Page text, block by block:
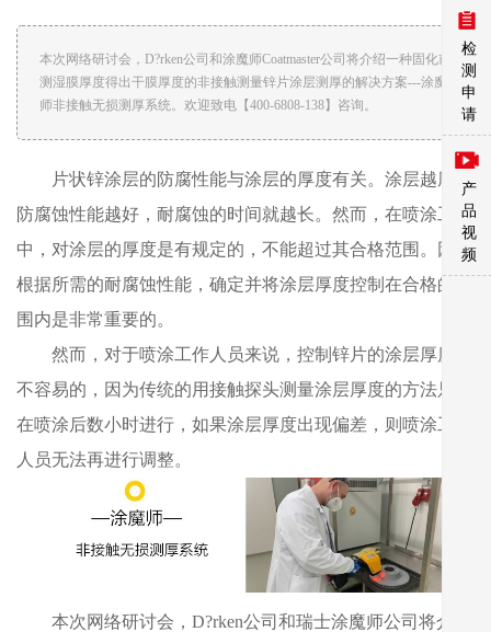
本次网络研讨会，D?rken公司和涂魔师Coatmaster公司将介绍一种固化前
测湿膜厚度得出干膜厚度的非接触测量锌片涂层测厚的解决方案---涂魔
师非接触无损测厚系统。欢迎致电【400-6808-138】咨询。
片状锌涂层的防腐性能与涂层的厚度有关。涂层越厚，
防腐蚀性能越好，耐腐蚀的时间就越长。然而，在喷涂工艺
中，对涂层的厚度是有规定的，不能超过其合格范围。因此
根据所需的耐腐蚀性能，确定并将涂层厚度控制在合格的范
围内是非常重要的。
然而，对于喷涂工作人员来说，控制锌片的涂层厚度是
不容易的，因为传统的用接触探头测量涂层厚度的方法只能
在喷涂后数小时进行，如果涂层厚度出现偏差，则喷涂工作
人员无法再进行调整。
本次网络研讨会，D?rken公司和瑞士涂魔师公司将介绍
检
测
申
请
产
品
视
频